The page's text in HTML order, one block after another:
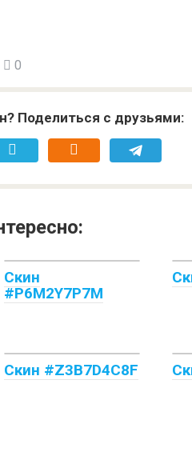
0
Поделиться с друзьями:
Скин
#P6M2Y7P7M
Скин #Z3B7D4C8F